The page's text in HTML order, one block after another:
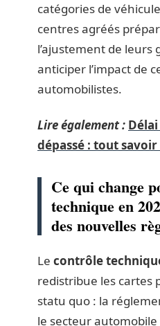
catégories de
centres agréés
l’ajustement de
anticiper l’impact de
automobilistes.
Lire également :
dépassé : tout savoir
Ce qui change
technique en
des nouvelles
Le contrôle
redistribue les cartes
statu quo : la
le secteur automobile